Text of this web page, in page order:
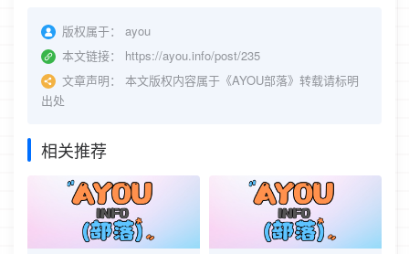
版权属于：
ayou
本文链接：
https://ayou.info/post/235
文章声明：
本文版权内容属于《AYOU部落》转载请标明
出处
相关推荐